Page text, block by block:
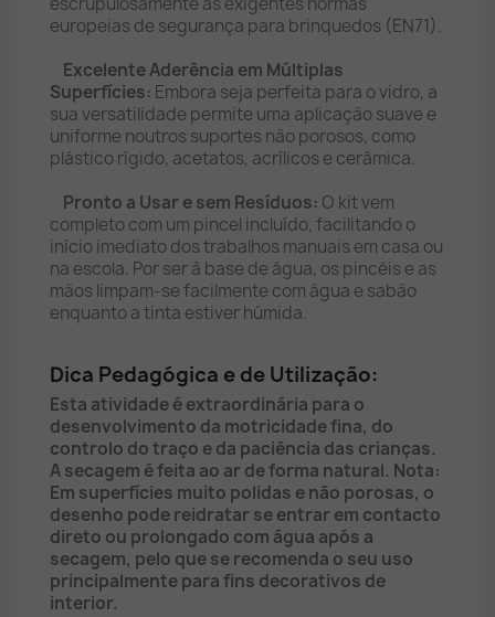
europeias de segurança para brinquedos (EN71).
Excelente Aderência em Múltiplas
Superfícies: Embora seja perfeita para o vidro, a
sua versatilidade permite uma aplicação suave e
uniforme noutros suportes não porosos, como
plástico rígido, acetatos, acrílicos e cerâmica.
Pronto a Usar e sem Resíduos: O kit vem
completo com um pincel incluído, facilitando o
início imediato dos trabalhos manuais em casa ou
na escola. Por ser à base de água, os pincéis e as
mãos limpam-se facilmente com água e sabão
enquanto a tinta estiver húmida.
Dica Pedagógica e de Utilização:
Esta atividade é extraordinária para o
desenvolvimento da motricidade fina, do
controlo do traço e da paciência das crianças.
A secagem é feita ao ar de forma natural. Nota:
Em superfícies muito polidas e não porosas, o
desenho pode reidratar se entrar em contacto
direto ou prolongado com água após a
secagem, pelo que se recomenda o seu uso
principalmente para fins decorativos de
interior.